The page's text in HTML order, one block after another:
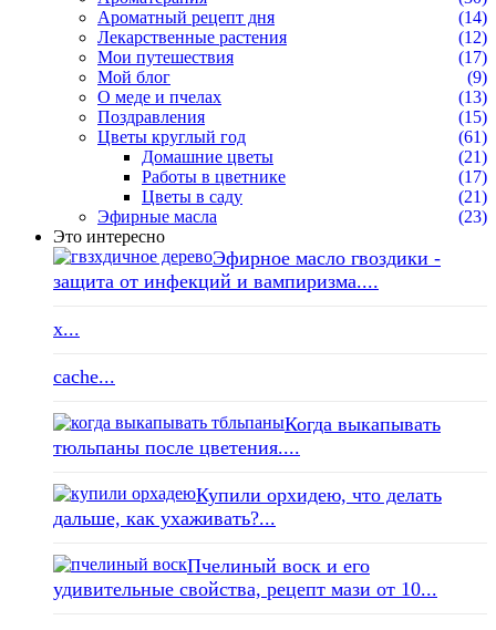
Ароматный рецепт дня
(14)
Лекарственные растения
(12)
Мои путешествия
(17)
Мой блог
(9)
О меде и пчелах
(13)
Поздравления
(15)
Цветы круглый год
(61)
Домашние цветы
(21)
Работы в цветнике
(17)
Цветы в саду
(21)
Эфирные масла
(23)
Это интересно
Эфирное масло гвоздики -
защита от инфекций и вампиризма....
x...
cache...
Когда выкапывать
тюльпаны после цветения....
Купили орхидею, что делать
дальше, как ухаживать?...
Пчелиный воск и его
удивительные свойства, рецепт мази от 10...